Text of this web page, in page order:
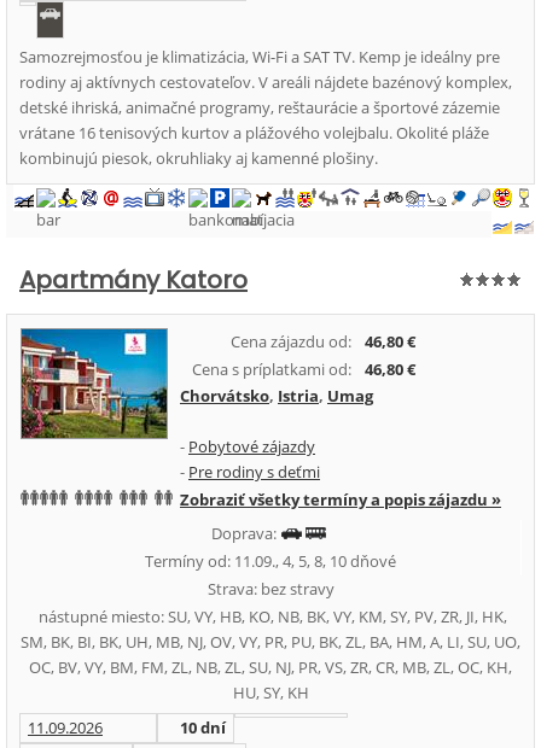
Samozrejmosťou je klimatizácia, Wi-Fi a SAT TV. Kemp je ideálny pre
rodiny aj aktívnych cestovateľov. V areáli nájdete bazénový komplex,
detské ihriská, animačné programy, reštaurácie a športové zázemie
vrátane 16 tenisových kurtov a plážového volejbalu. Okolité pláže
kombinujú piesok, okruhliaky aj kamenné plošiny.
Apartmány Katoro
Cena zájazdu od:
46,80 €
Cena s príplatkami od:
46,80 €
Chorvátsko, Istria, Umag
- Pobytové zájazdy
- Pre rodiny s deťmi
Zobraziť všetky termíny a popis zájazdu »
Doprava:
Termíny od: 11.09., 4, 5, 8, 10 dňové
Strava: bez stravy
nástupné miesto: SU, VY, HB, KO, NB, BK, VY, KM, SY, PV, ZR, JI, HK,
SM, BK, BI, BK, UH, MB, NJ, OV, VY, PR, PU, BK, ZL, BA, HM, A, LI, SU, UO,
OC, BV, VY, BM, FM, ZL, NB, ZL, SU, NJ, PR, VS, ZR, CR, MB, ZL, OC, KH,
HU, SY, KH
11.09.2026
10 dní